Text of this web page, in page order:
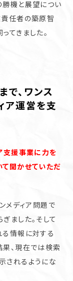
勝機と展望につい
責任者の築原智
てきました。
で、ワンス
ア運営を支
支援事業に力を
て聞かせていただ
メディア問題で
ました。そして
る情報に対する
果、現在では検索
されるようにな